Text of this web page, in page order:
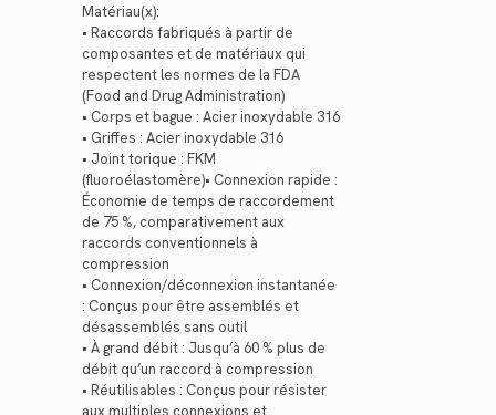
Matériau(x):
• Raccords fabriqués à partir de
composantes et de matériaux qui
respectent les normes de la FDA
(Food and Drug Administration)
• Corps et bague : Acier inoxydable 316
• Griffes : Acier inoxydable 316
• Joint torique : FKM
(fluoroélastomère)• Connexion rapide :
Économie de temps de raccordement
de 75 %, comparativement aux
raccords conventionnels à
compression
• Connexion/déconnexion instantanée
: Conçus pour être assemblés et
désassemblés sans outil
• À grand débit : Jusqu’à 60 % plus de
débit qu’un raccord à compression
• Réutilisables : Conçus pour résister
aux multiples connexions et